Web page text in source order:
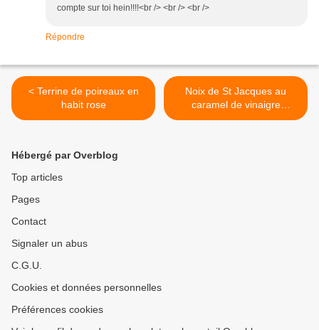
compte sur toi hein!!!!<br /> <br /> <br />
Répondre
< Terrine de poireaux en
habit rose
Noix de St Jacques au
caramel de vinaigre
balsamique >
Hébergé par Overblog
Top articles
Pages
Contact
Signaler un abus
C.G.U.
Cookies et données personnelles
Préférences cookies